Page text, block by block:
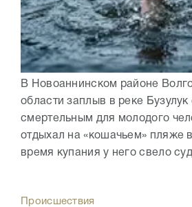
В Новоаннинском районе
области заплыв в реке Бузулук
смертельным для молодого
отдыхал на «кошачьем» пляже
время купания у него свело
Происшествия